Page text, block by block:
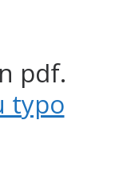
pdf.
typo